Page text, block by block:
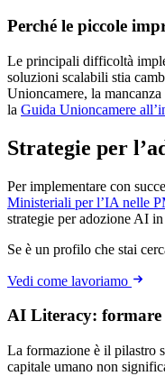
Perché le piccole
Le principali difficoltà
soluzioni scalabili stia
Unioncamere, la
la Guida Unioncamere
Strategie per
Per implementare con
Ministeriali per l’IA nelle
strategie per adozione AI
Se è un profilo che stai
Vedi come lavoriamo
AI Literacy: formare
La formazione è il pilastro
capitale umano non